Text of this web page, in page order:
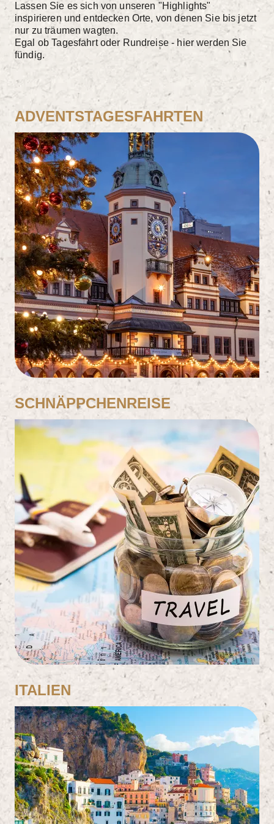
Lassen Sie es sich von unseren "Highlights"
inspirieren und entdecken Orte, von denen Sie bis jetzt
nur zu träumen wagten.
Egal ob Tagesfahrt oder Rundreise - hier werden Sie
fündig.
ADVENTSTAGESFAHRTEN
28Reisen gefunden
SCHNÄPPCHENREISE
10Reisen gefunden
ITALIEN